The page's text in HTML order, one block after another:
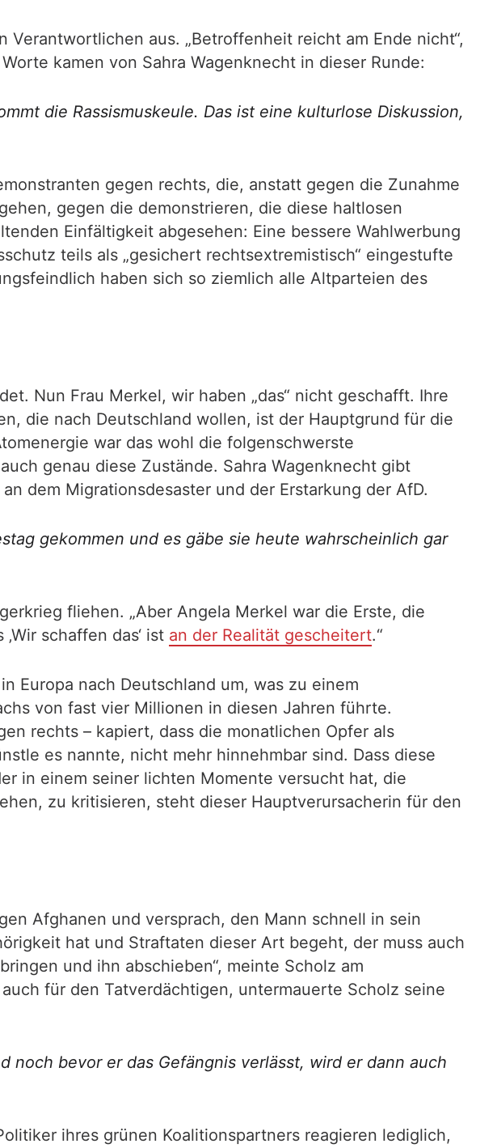
aus. „Betroffenheit reicht am Ende nicht“,
kamen von Sahra Wagenknecht in dieser Runde:
die Rassismuskeule. Das ist eine kulturlose Diskussion,
gegen rechts, die, anstatt gegen die Zunahme
gegen die demonstrieren, die diese haltlosen
Einfältigkeit abgesehen: Eine bessere Wahlwerbung
teils als „gesichert rechtsextremistisch“ eingestufte
haben sich so ziemlich alle Altparteien des
Nun Frau Merkel, wir haben „das“ nicht geschafft. Ihre
die nach Deutschland wollen, ist der Hauptgrund für die
war das wohl die folgenschwerste
genau diese Zustände. Sahra Wagenknecht gibt
dem Migrationsdesaster und der Erstarkung der AfD.
gekommen und es gäbe sie heute wahrscheinlich gar
fliehen. „Aber Angela Merkel war die Erste, die
schaffen das‘ ist an der Realität gescheitert.“
Europa nach Deutschland um, was zu einem
von fast vier Millionen in diesen Jahren führte.
rechts – kapiert, dass die monatlichen Opfer als
es nannte, nicht mehr hinnehmbar sind. Dass diese
in einem seiner lichten Momente versucht hat, die
zu kritisieren, steht dieser Hauptverursacherin für den
Afghanen und versprach, den Mann schnell in sein
hat und Straftaten dieser Art begeht, der muss auch
und ihn abschieben“, meinte Scholz am
für den Tatverdächtigen, untermauerte Scholz seine
bevor er das Gefängnis verlässt, wird er dann auch
ihres grünen Koalitionspartners reagieren lediglich,